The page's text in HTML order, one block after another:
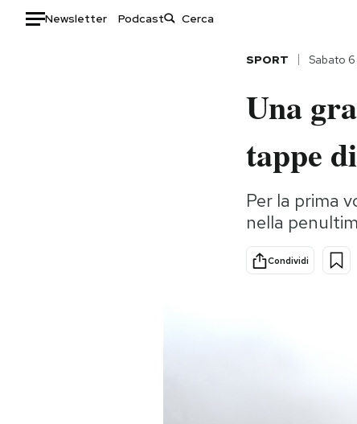
Newsletter Podcast
Storie/Idee
Ok Boomer!
SPORT Sabato
Una
tappe
Per la prima
nella
Condividi